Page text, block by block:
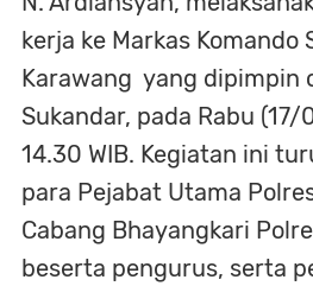
kerja ke Markas Komando
Karawang yang dipimpin
Sukandar, pada Rabu
14.30 WIB. Kegiatan ini
para Pejabat Utama
Cabang Bhayangkari
beserta pengurus, serta